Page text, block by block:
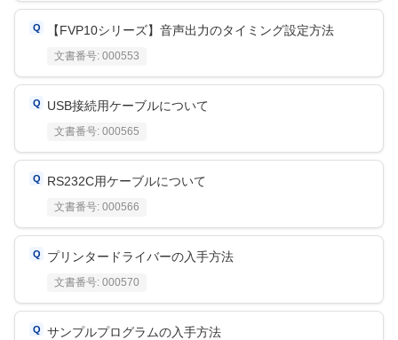
【FVP10シリーズ】音声出力のタイミング設定方法
文書番号: 000553
USB接続用ケーブルについて
文書番号: 000565
RS232C用ケーブルについて
文書番号: 000566
プリンタードライバーの入手方法
文書番号: 000570
サンプルプログラムの入手方法